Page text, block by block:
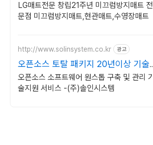
LG매트전문 창립21주년 미끄럼방지매트 전
문점 미끄럼방지매트,현관매트,수영장매트
http://www.solinsystem.co.kr 광고
오픈소스 토탈 패키지 20년이상 기술
지원 노하우
오픈소스 소프트웨어 원스톱 구축 및 관리 기
술지원 서비스 -(주)솔인시스템